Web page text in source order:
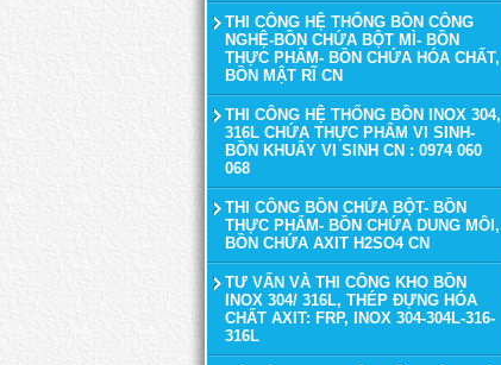
THI CÔNG HỆ THỐNG BỒN CÔNG
NGHỆ-BỒN CHỨA BỘT MÌ- BỒN
THỰC PHẨM- BỒN CHỨA HÓA CHẤT,
BỒN MẬT RĨ CN
THI CÔNG HỆ THỐNG BỒN INOX 304,
316L CHỨA THỰC PHẨM VI SINH-
BỒN KHUẤY VI SINH CN : 0974 060
068
THI CÔNG BỒN CHỨA BỘT- BỒN
THỰC PHẨM- BỒN CHỨA DUNG MÔI,
BỒN CHỨA AXIT H2SO4 CN
TƯ VẤN VÀ THI CÔNG KHO BỒN
INOX 304/ 316L, THÉP ĐỰNG HÓA
CHẤT AXIT: FRP, INOX 304-304L-316-
316L